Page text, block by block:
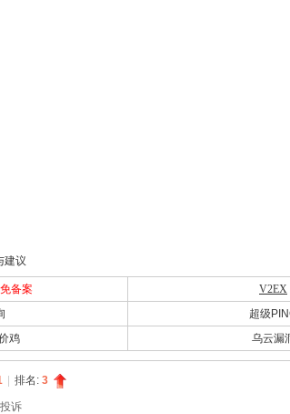
建议
备案 V2EX
超级
鸡
乌云漏
排名: 3
诉